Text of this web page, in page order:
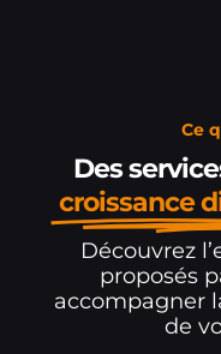
Ce
Des
croissance
Découvrez
proposés
accompagner
de